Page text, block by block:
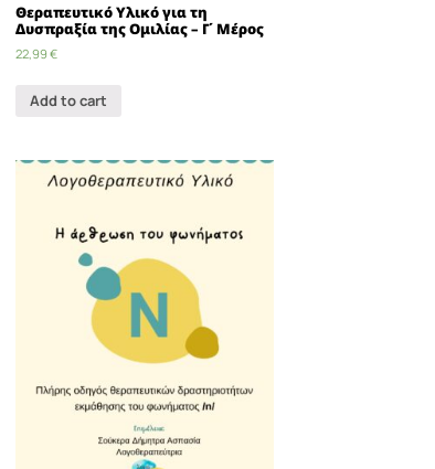
Θεραπευτικό Υλικό για τη
Δυσπραξία της Ομιλίας – Γ΄ Μέρος
22,99 €
Add to cart